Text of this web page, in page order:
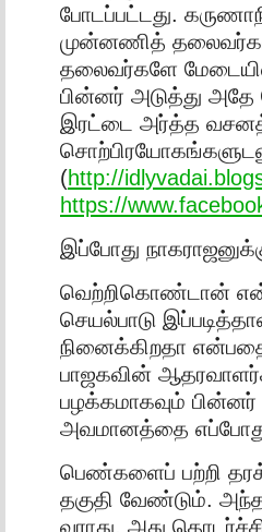
போடப்பட்டது.
முன்னணித்
தலைவர்களே
பின்னர் அடுத்து
இரட்டை அர்த்த
(http://
https://
இப்போது
வெற்றிகொண்டான்
செயல்பாடு
நினைக்கிறதா
பாஜகவின்
பழக்கமாகவும் பின்னர்
அவமானத்தை
பெண்களைப் பற்றி தரக்
தகுதி வேண்டும்.
வராது. அது